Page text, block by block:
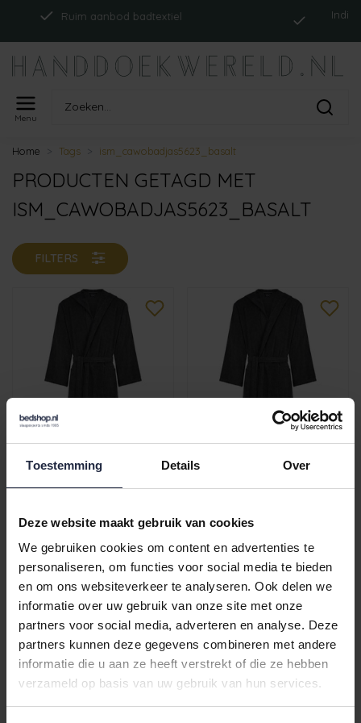
Toestemming Details Over
Deze website maakt gebruik van cookies
We gebruiken cookies om content en advertenties te
personaliseren, om functies voor social media te bieden
en om ons websiteverkeer te analyseren. Ook delen we
informatie over uw gebruik van onze site met onze
partners voor social media, adverteren en analyse. Deze
partners kunnen deze gegevens combineren met andere
informatie die u aan ze heeft verstrekt of die ze hebben
verzameld op basis van uw gebruik van hun services.
Ruim aanbod badtextiel Indien op
Menu
Home Tags ism_cawobadjas5623_basalt
PRODUCTEN GETAGD MET
ISM_CAWOBADJAS5623_BASALT
FILTERS
Cawo Heren Home
Badjas met Capuchon
Cawo Heren Home